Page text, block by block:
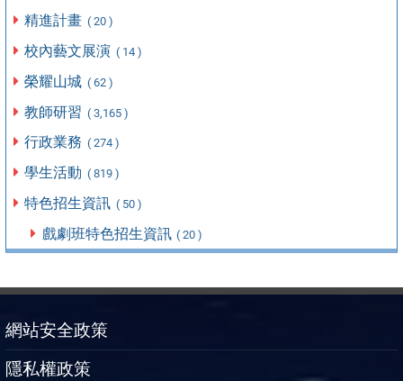
精進計畫 ( 20 )
校內藝文展演 ( 14 )
榮耀山城 ( 62 )
教師研習 ( 3,165 )
行政業務 ( 274 )
學生活動 ( 819 )
特色招生資訊 ( 50 )
戲劇班特色招生資訊 ( 20 )
網站安全政策
隱私權政策